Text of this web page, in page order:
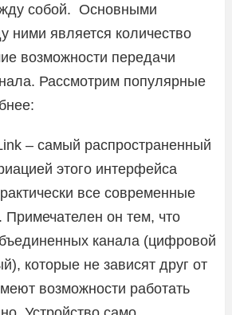
собой. Основными
ними является количество
возможности передачи
Рассмотрим популярные
– самый распространенный
этого интерфейса
все современные
Примечателен он тем, что
канала (цифровой
которые не зависят друг от
возможности работать